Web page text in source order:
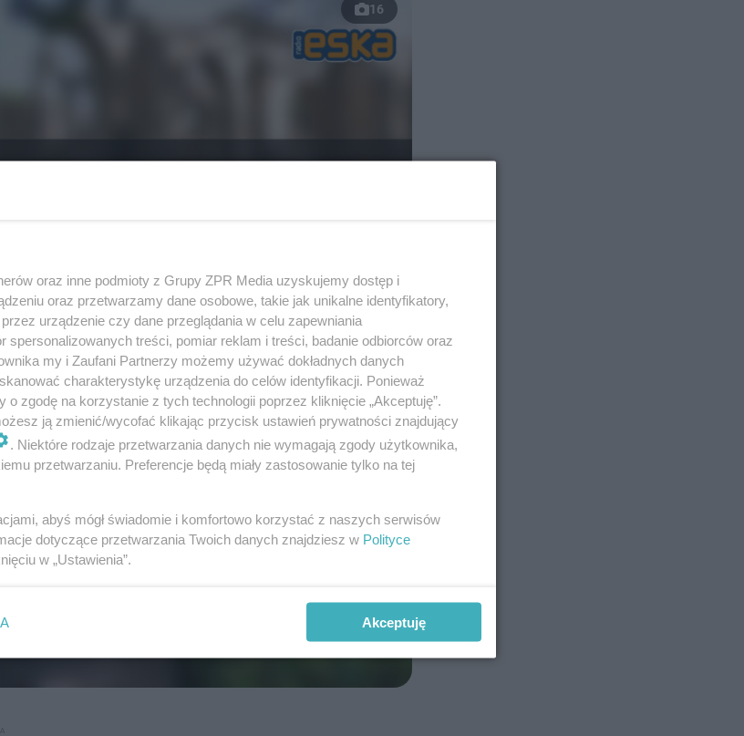
16
oraz inne podmioty z Grupy ZPR Media uzyskujemy dostęp i
oraz przetwarzamy dane osobowe, takie jak unikalne identyfikatory,
urządzenie czy dane przeglądania w celu zapewniania
spersonalizowanych treści, pomiar reklam i treści, badanie odbiorców oraz
my i Zaufani Partnerzy możemy używać dokładnych danych
charakterystykę urządzenia do celów identyfikacji. Ponieważ
zgodę na korzystanie z tych technologii poprzez kliknięcie „Akceptuję”.
ją zmienić/wycofać klikając przycisk ustawień prywatności znajdujący
. Niektóre rodzaje przetwarzania danych nie wymagają zgody użytkownika,
przetwarzaniu. Preferencje będą miały zastosowanie tylko na tej
abyś mógł świadomie i komfortowo korzystać z naszych serwisów
dotyczące przetwarzania Twoich danych znajdziesz w Polityce
w „Ustawienia”.
Akceptuję